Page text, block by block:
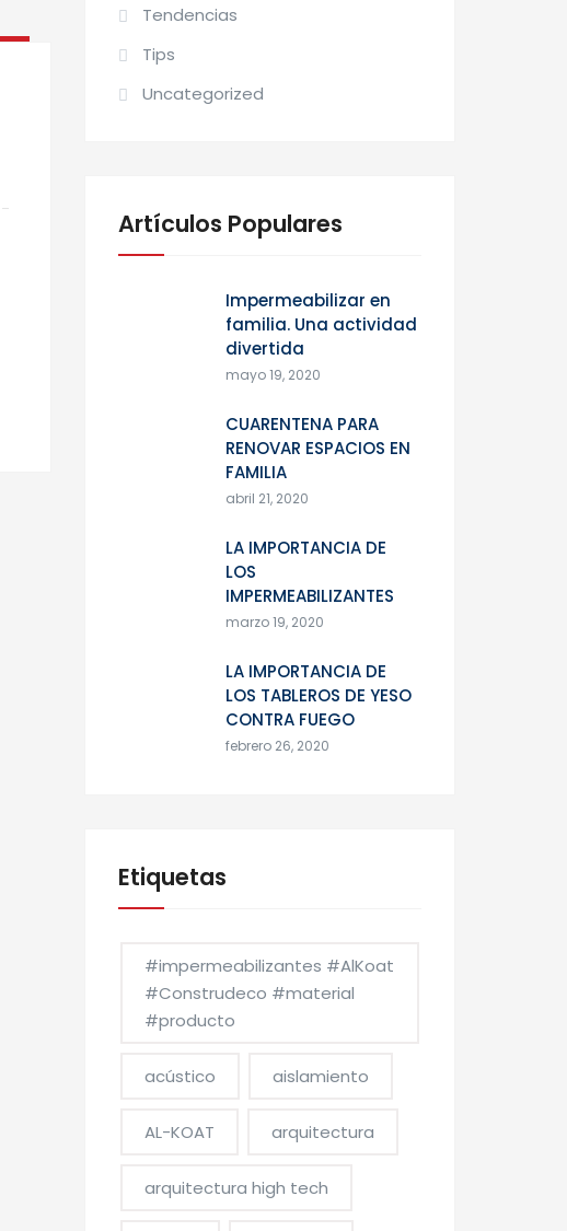
Tendencias
Tips
Uncategorized
Artículos Populares
Impermeabilizar en
familia. Una actividad
divertida
mayo 19, 2020
CUARENTENA PARA
RENOVAR ESPACIOS EN
FAMILIA
abril 21, 2020
LA IMPORTANCIA DE
LOS
IMPERMEABILIZANTES
marzo 19, 2020
LA IMPORTANCIA DE
LOS TABLEROS DE YESO
CONTRA FUEGO
febrero 26, 2020
Etiquetas
#impermeabilizantes #AlKoat
#Construdeco #material
#producto
acústico aislamiento
AL-KOAT arquitectura
arquitectura high tech